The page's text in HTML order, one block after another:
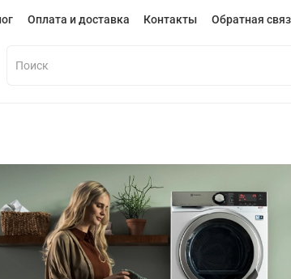
Оплата и доставка Контакты Обратная